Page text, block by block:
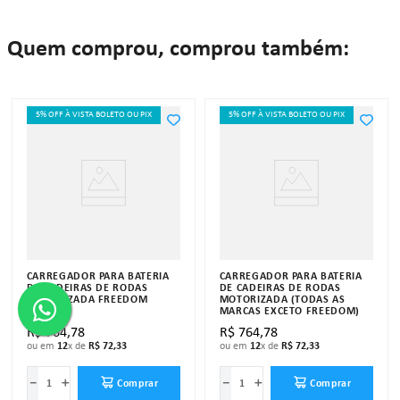
Quem comprou, comprou também:
5% OFF À VISTA BOLETO OU PIX
CARREGADOR PARA BATERIA
DE CADEIRAS DE RODAS
MOTORIZADA FREEDOM
R$ 764,78
ou em 12x de R$ 72,33
＋
－ Comprar
5% OFF À VISTA BOLETO OU PIX
CARREGADOR PARA BATERIA
DE CADEIRAS DE RODAS
MOTORIZADA (TODAS AS
MARCAS EXCETO FREEDOM)
R$ 764,78
ou em 12x de R$ 72,33
＋
－ Comprar